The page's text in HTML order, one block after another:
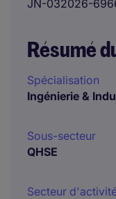
JN-032026-
Résumé
Spécialisation
Ingénierie &
Sous-secteur
QHSE
Secteur